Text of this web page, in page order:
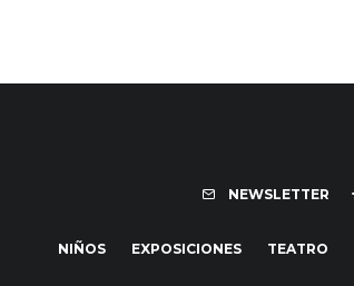
NEWSLETTER
NIÑOS EXPOSICIONES TEATRO